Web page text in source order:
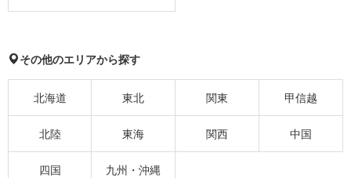
その他のエリアから探す
北海道 東北 関東 甲信越
北陸 東海 関西 中国
四国 九州・沖縄